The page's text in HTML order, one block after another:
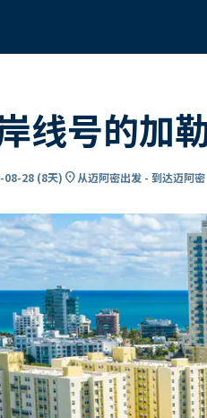
线号的加
08-28 (8天) location_on从迈阿密出发 - 到达迈阿密